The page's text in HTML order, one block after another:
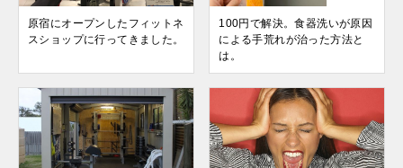
原宿にオープンしたフィットネ
スショップに行ってきました。
100円で解決。食器洗いが原因
による手荒れが治った方法と
は。